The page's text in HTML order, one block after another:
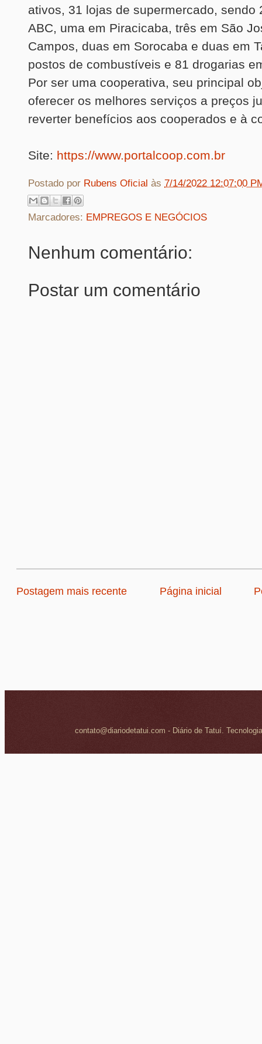
ativos, 31 lojas de supermercado, sendo
ABC, uma em Piracicaba, três em São
Campos, duas em Sorocaba e duas em
postos de combustíveis e 81 drogarias
Por ser uma cooperativa, seu principal
oferecer os melhores serviços a preços
reverter benefícios aos cooperados e à
Site: https://www.portalcoop.com.br
Postado por Rubens Oficial às 7/14/2022 12:07:00
Marcadores: EMPREGOS E NEGÓCIOS
Nenhum comentário:
Postar um comentário
Postagem mais recente Página inicial
contato@diariodetatui.com - Diário de Tatuí.